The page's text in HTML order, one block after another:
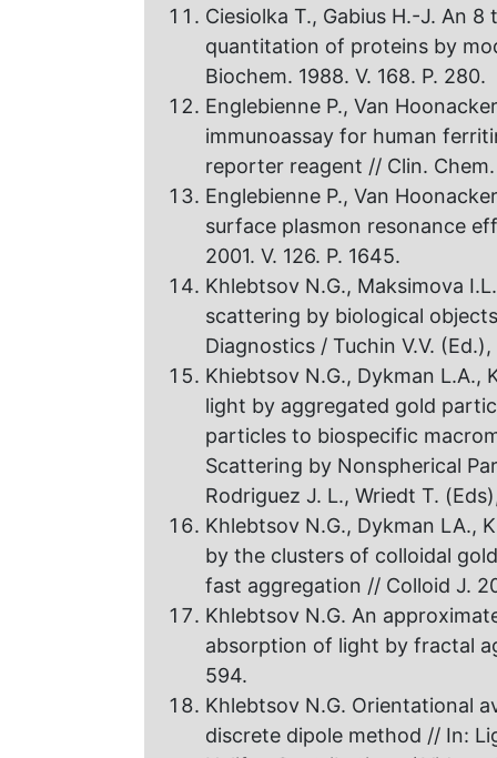
Ciesiolka T., Gabius H.-J. An
quantitation оf proteins by
Biochem. 1988. V. 168. Р. 280.
Englebienne Р., Van
immunoassay for human
reporter reagent // Clin.
Englebienne P., Van
surface plasmon resonance
2001. V. 126. Р. 1645.
Khlebtsov N.G., Maksimova
scattering by biological
Diagnostics / Tuchin V.V.
Khiebtsov N.G., Dykman L.A.,
light by aggregated gold
particles to biospecific
Scattering by Nonspherical
Rodriguez J. L., Wriedt T.
Khlebtsov N.G., Dykman LA.,
by the clusters оf colloidal
fast aggregation // Colloid J.
Khlebtsov N.G. An
absorption of light by fractal
594.
Khlebtsov N.G. Orientational
discrete dipole method // In: